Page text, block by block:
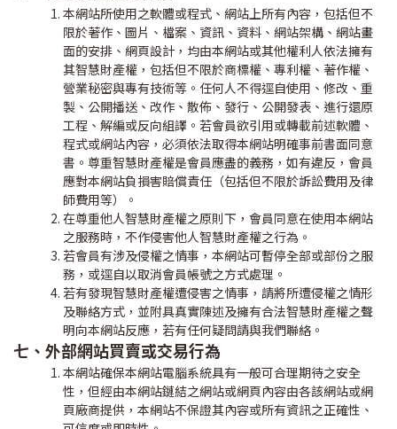
本網站所使用之軟體或程式、網站上所有內容，包括但不
限於著作、圖片、檔案、資訊、資料、網站架構、網站畫
面的安排、網頁設計，均由本網站或其他權利人依法擁有
其智慧財產權，包括但不限於商標權、專利權、著作權、
營業秘密與專有技術等。任何人不得逕自使用、修改、重
製、公開播送、改作、散佈、發行、公開發表、進行還原
工程、解編或反向組譯。若會員欲引用或轉載前述軟體、
程式或網站內容，必須依法取得本網站明確事前書面同意
書。尊重智慧財產權是會員應盡的義務，如有違反，會員
應對本網站負損害賠償責任（包括但不限於訴訟費用及律
師費用等）。
在尊重他人智慧財產權之原則下，會員同意在使用本網站
之服務時，不作侵害他人智慧財產權之行為。
若會員有涉及侵權之情事，本網站可暫停全部或部份之服
務，或逕自以取消會員帳號之方式處理。
若有發現智慧財產權遭侵害之情事，請將所遭侵權之情形
及聯絡方式，並附具真實陳述及擁有合法智慧財產權之聲
明向本網站反應，若有任何疑問請與我們聯絡。
七、外部網站買賣或交易行為
本網站確保本網站電腦系統具有一般可合理期待之安全
性，但經由本網站鏈結之網站或網頁內容由各該網站或網
頁廠商提供，本網站不保證其內容或所有資訊之正確性、